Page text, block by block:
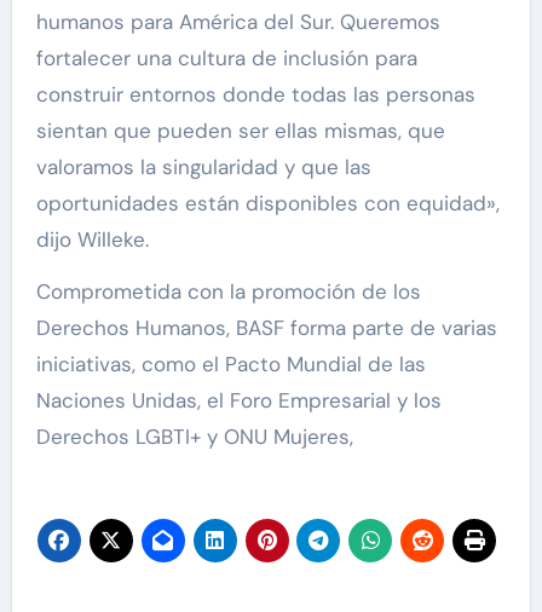
humanos para América del Sur. Queremos
fortalecer una cultura de inclusión para
construir entornos donde todas las personas
sientan que pueden ser ellas mismas, que
valoramos la singularidad y que las
oportunidades están disponibles con equidad»,
dijo Willeke.
Comprometida con la promoción de los
Derechos Humanos, BASF forma parte de varias
iniciativas, como el Pacto Mundial de las
Naciones Unidas, el Foro Empresarial y los
Derechos LGBTI+ y ONU Mujeres,